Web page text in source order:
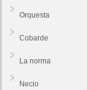
Orquesta
Cobarde
La norma
Necio